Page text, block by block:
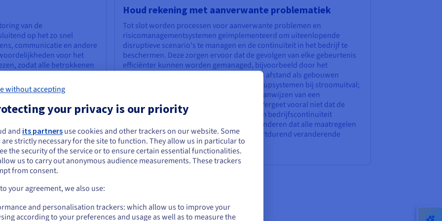
van de
op het zo snel
communicatie en andere
voor het
zodat alle betrokkenen
van de “disaster
en
– waaronder
– al aanwezig zijn. Zorg dat
correct zijn. Dan kunt u in
datasets en
Houd rekening met aanverwante problematiek
Tot slot worden processen voor aanverwante problemen en
risicomanagementsystemen geïmplementeerd om uiteenlopende
disruptieve scenario's te managen en de continuïteit in het bedrijf te
beschermen. Deze zorgen ervoor dat de gevolgen van elke gebeurtenis
efficiënter kunnen worden gemanaged, bijvoorbeeld door het
introduceren van strategieën voor werk op afstand als gebouwen
ontoegankelijk worden; continuïteitsback-upsystemen bij stroomuitval;
diversificatie van toeleveringsketens; het aanwijzen van een
crisismanagementteam en andere zaken. Vergeet vooral niet dat de
planning voor deze eventualiteiten rondom bedrijfscontinuïteit
regelmatig getest moet worden om te garanderen dat alle maatregelen
actueel en relevant blijven binnen een voortdurend veranderende
bedrijfsinfrastructuur.
recovery beschikbaar om organisaties te helpen een uitgebreid
lijkt je in Verenigde Staten te bevinden.
wilt bestellen vanuit [land], moet je de juiste website doorbladeren en een
aanmaken.
Go to Verenigde Staten website
without accepting
your privacy is our priority
and its partners use cookies and other trackers on our website. Some
strictly necessary for the site to function. They allow us in particular to
the security of the service or to ensure certain essential functionalities.
us to carry out anonymous audience measurements. These trackers
from consent.
your agreement, we also use:
and personalisation trackers: which allow us to improve your
according to your preferences and usage as well as to measure the